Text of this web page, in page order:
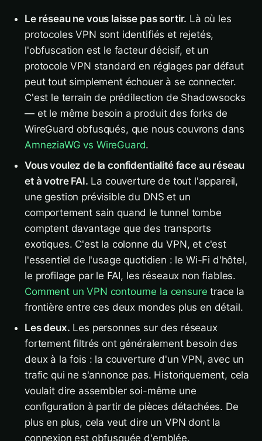
Le réseau ne vous laisse pas sortir. Là où les
protocoles VPN sont identifiés et rejetés,
l'obfuscation est le facteur décisif, et un
protocole VPN standard en réglages par défaut
peut tout simplement échouer à se connecter.
C'est le terrain de prédilection de Shadowsocks
— et le même besoin a produit des forks de
WireGuard obfusqués, que nous couvrons dans
AmneziaWG vs WireGuard.
Vous voulez de la confidentialité face au réseau
et à votre FAI. La couverture de tout l'appareil,
une gestion prévisible du DNS et un
comportement sain quand le tunnel tombe
comptent davantage que des transports
exotiques. C'est la colonne du VPN, et c'est
l'essentiel de l'usage quotidien : le Wi-Fi d'hôtel,
le profilage par le FAI, les réseaux non fiables.
Comment un VPN contourne la censure trace la
frontière entre ces deux mondes plus en détail.
Les deux. Les personnes sur des réseaux
fortement filtrés ont généralement besoin des
deux à la fois : la couverture d'un VPN, avec un
trafic qui ne s'annonce pas. Historiquement, cela
voulait dire assembler soi-même une
configuration à partir de pièces détachées. De
plus en plus, cela veut dire un VPN dont la
connexion est obfusquée d'emblée.